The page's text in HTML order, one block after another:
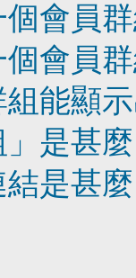
會員
會員
能顯
」是甚
結是甚